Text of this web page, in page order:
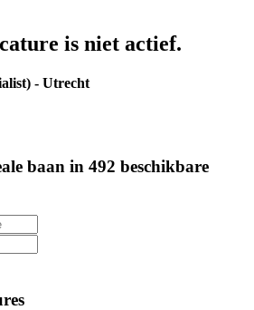
is niet actief.
- Utrecht
baan in 492 beschikbare